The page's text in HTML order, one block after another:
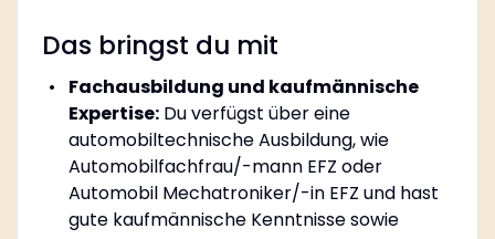
Das bringst du mit
Fachausbildung und kaufmännische
Expertise:Du verfügst über eine
automobiltechnische Ausbildung, wie
Automobilfachfrau/-mann EFZ oder
Automobil Mechatroniker/-in EFZ und hast
gute kaufmännische Kenntnisse sowie